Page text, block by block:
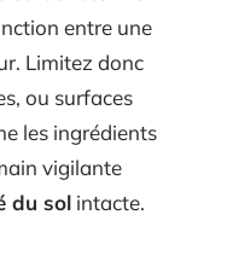
entre une
Limitez donc
ou surfaces
les ingrédients
vigilante
du sol intacte.